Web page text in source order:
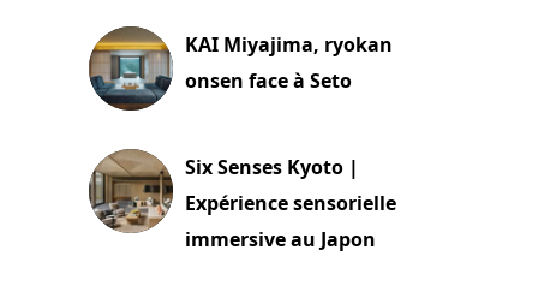
KAI Miyajima, ryokan
onsen face à Seto
Six Senses Kyoto |
Expérience sensorielle
immersive au Japon